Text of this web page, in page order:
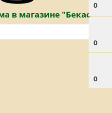
0
0
0
в магазине "Бекас"